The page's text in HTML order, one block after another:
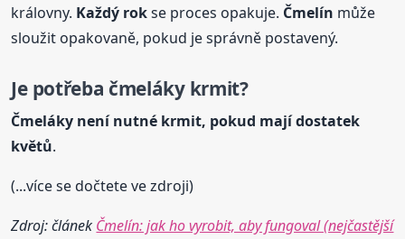
královny. Každý rokse proces opakuje. Čmelín může
sloužit opakovaně, pokud je správně postavený.
Je potřeba čmeláky krmit?
Čmeláky není nutné krmit, pokud mají dostatek
květů.
(...více se dočtete ve zdroji)
Zdroj: článek Čmelín: jak ho vyrobit, aby fungoval (nejčastější